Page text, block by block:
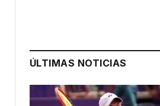
ÚLTIMAS NOTICIAS